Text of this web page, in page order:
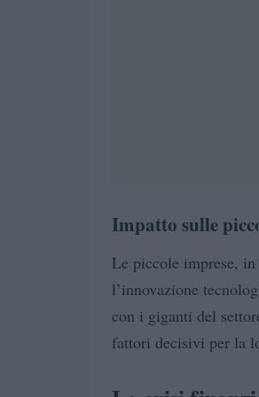
Impatto sulle
Le piccole imprese,
l’innovazione
con i giganti del
fattori decisivi per la